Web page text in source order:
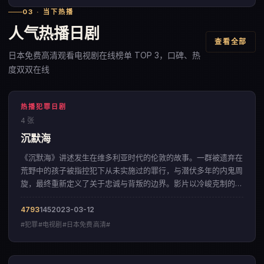
03 · 当下热播
人气热播日剧
日本免费高清观看电视剧在线榜单 TOP 3，口碑、热
度双双在线
查看全部
热播犯罪日剧
4 张
沉默海
《沉默海》讲述发生在维多利亚时代的伦敦的故事。一群被遗弃在
荒野中的孩子被指控犯下从未实施过的罪行，与潜伏多年的内鬼周
旋，最终重新定义了关于忠诚与背叛的边界。影片以冷峻克制的影
47931452023-03-12
#犯罪#电视剧#日本免费高清#